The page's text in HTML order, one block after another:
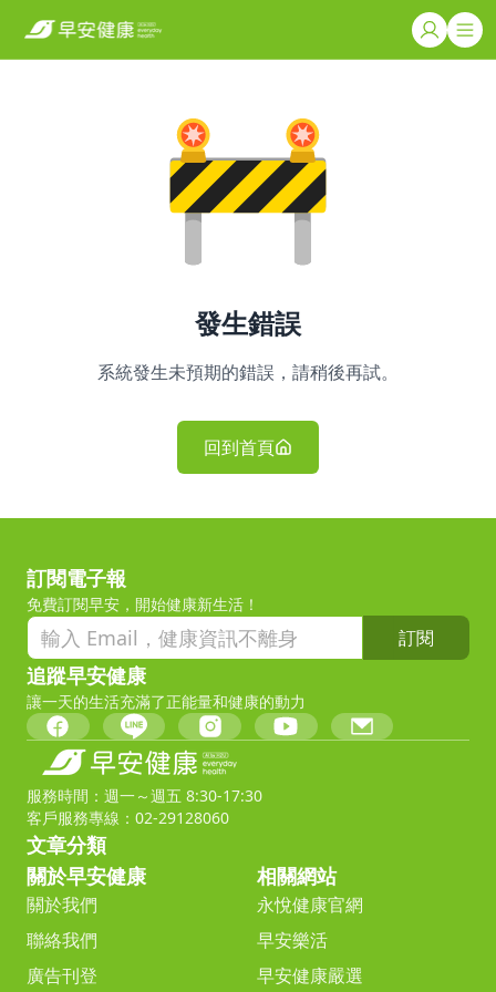
發生錯誤
系統發生未預期的錯誤，請稍後再試。
回到首頁
訂閱電子報
免費訂閱早安，開始健康新生活！
訂閱
追蹤早安健康
讓一天的生活充滿了正能量和健康的動力
服務時間：週一～週五 8:30-17:30
客戶服務專線：02-29128060
文章分類
關於早安健康
關於我們
聯絡我們
廣告刊登
相關網站
永悅健康官網
早安樂活
早安健康嚴選